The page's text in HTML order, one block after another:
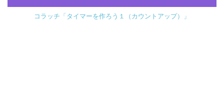
コラッチ「タイマーを作ろう１（カウントアップ）」